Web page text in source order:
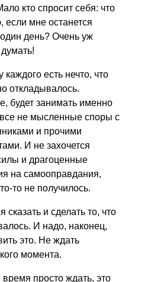
кто спросит себя: что
если мне останется
день? Очень уж
каждого есть нечто, что
откладывалось.
будет занимать именно
не мысленные споры с
и прочими
И не захочется
и драгоценные
на самооправдания,
то не получилось.
сказать и сделать то, что
И надо, наконец,
это. Не ждать
момента.
время просто ждать, это